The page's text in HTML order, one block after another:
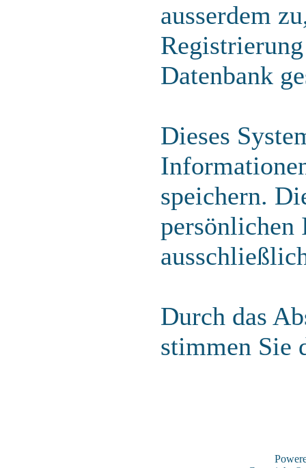
ausserdem
Datenbank
Dieses
speichern.
persönlichen
Durch das
stimmen Sie